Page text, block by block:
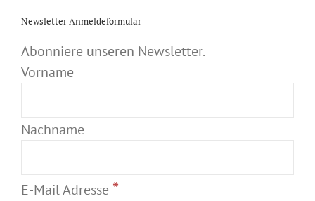
Newsletter Anmeldeformular
Abonniere unseren Newsletter.
Vorname
Nachname
E-Mail Adresse *